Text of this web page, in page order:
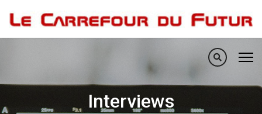
Interviews